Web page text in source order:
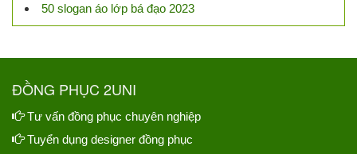
50 slogan áo lớp bá đạo 2023
ĐỒNG PHỤC 2UNI
Tư vấn đồng phục chuyên nghiệp
Tuyển dụng designer đồng phục